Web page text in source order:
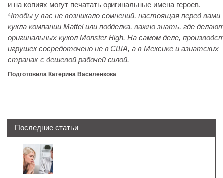
и на копиях могут печатать оригинальные имена героев.
Чтобы у вас не возникало сомнений, настоящая перед вами
кукла компании Mattel или подделка, важно знать, где
оригинальных кукол Monster High. На самом деле,
игрушек сосредоточено не в США, а в Мексике и азиатских
странах с дешевой рабочей силой.
Подготовила Катерина Василенкова
Последние статьи